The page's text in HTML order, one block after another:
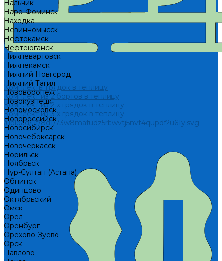
Нальчик
Наро-Фоминск
Находка
Невинномысск
Нефтекамск
Нефтеюганск
Нижневартовск
Нижнекамск
Нижний Новгород
Нижний Тагил
Нововоронеж
Новокузнецк
Новомосковск
Новороссийск
Новосибирск
Новочебоксарск
Новочеркасск
Норильск
Ноябрьск
Нур-Султан (Астана)
Обнинск
Одинцово
Октябрьский
Омск
Орёл
Оренбург
Орехово-Зуево
Орск
Павлово
Комплекты грядок в теплицу
Комплект из 2 бортов в теплицу
Комплект из 2-х грядок в теплицу
Комплект из 3-х грядок в теплицу
/upload/uf/8d1/73w8mafudz5rbwvtj5nvt4qupdf2u61y.svg